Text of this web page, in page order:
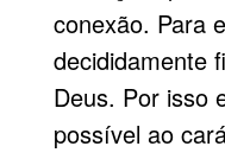
conexão. Para
decididamente
Deus. Por isso
possível ao